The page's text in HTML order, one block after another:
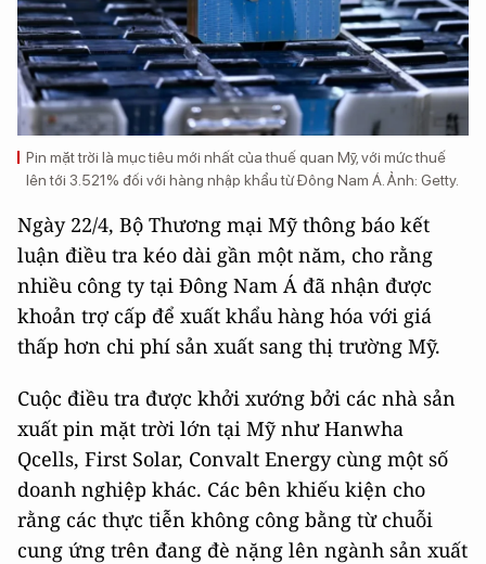
Pin mặt trời là mục tiêu mới nhất của thuế quan Mỹ, với mức thuế
lên tới 3.521% đối với hàng nhập khẩu từ Đông Nam Á. Ảnh: Getty.
Ngày 22/4, Bộ Thương mại Mỹ thông báo kết
luận điều tra kéo dài gần một năm, cho rằng
nhiều công ty tại Đông Nam Á đã nhận được
khoản trợ cấp để xuất khẩu hàng hóa với giá
thấp hơn chi phí sản xuất sang thị trường Mỹ.
Cuộc điều tra được khởi xướng bởi các nhà sản
xuất pin mặt trời lớn tại Mỹ như Hanwha
Qcells, First Solar, Convalt Energy cùng một số
doanh nghiệp khác. Các bên khiếu kiện cho
rằng các thực tiễn không công bằng từ chuỗi
cung ứng trên đang đè nặng lên ngành sản xuất